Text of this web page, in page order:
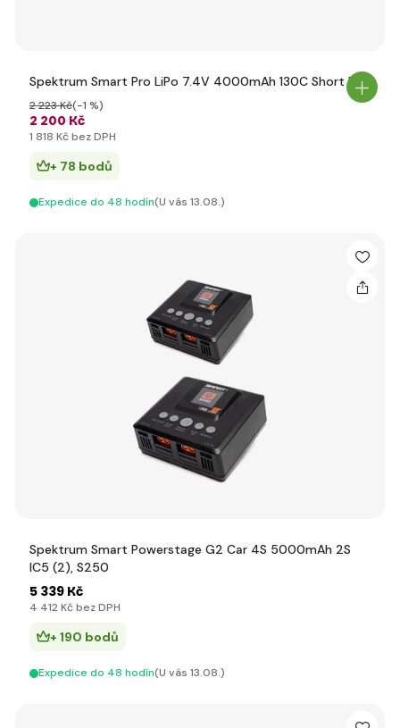
Spektrum Smart Pro LiPo 7.4V 4000mAh 130C Short IC5
2 200 Kč
2 223 Kč(-1 %)
1 818 Kč bez DPH
+ 78 bodů
Expedice do 48 hodín(U vás 13.08.)
Spektrum Smart Powerstage G2 Car 4S 5000mAh 2S
IC5 (2), S250
5 339 Kč
4 412 Kč bez DPH
+ 190 bodů
Expedice do 48 hodín(U vás 13.08.)